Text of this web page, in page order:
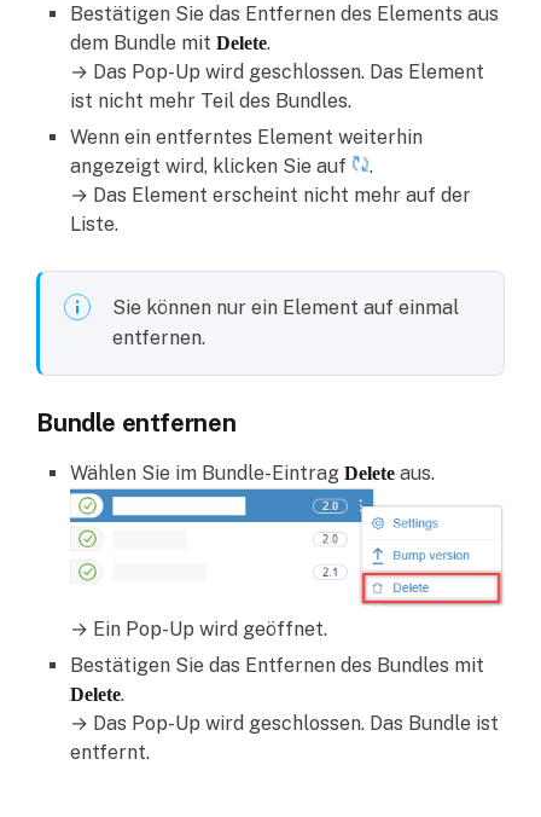
Bestätigen Sie das Entfernen des Elements aus
dem Bundle mit Delete.
→ Das Pop-Up wird geschlossen. Das Element
ist nicht mehr Teil des Bundles.
Wenn ein entferntes Element weiterhin
angezeigt wird, klicken Sie auf
.
→ Das Element erscheint nicht mehr auf der
Liste.
Sie können nur ein Element auf einmal
entfernen.
Bundle entfernen
Wählen Sie im Bundle-Eintrag Delete aus.
→ Ein Pop-Up wird geöffnet.
Bestätigen Sie das Entfernen des Bundles mit
Delete.
→ Das Pop-Up wird geschlossen. Das Bundle ist
entfernt.